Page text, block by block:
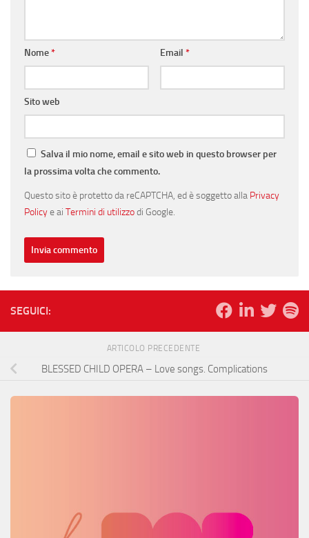
Nome* Email *
Sito web
Salva il mio nome, email e sito web in questo browser per
la prossima volta che commento.
Questo sito è protetto da reCAPTCHA, ed è soggetto alla Privacy
Policye ai Termini di utilizzodi Google.
SEGUICI:
ARTICOLO PRECEDENTE
BLESSED CHILD OPERA – Love songs. Complications